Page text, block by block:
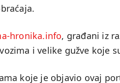
hronika.info, građani iz
i velike gužve koje
koje je objavio ovaj